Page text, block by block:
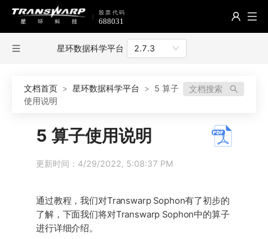
星环数据科学平台 2.7.3
文档首页 > 星环数据科学平台 > 5 算子
使用说明
文档搜索
5 算子使用说明
更新时间：4/29/2022, 5:08:37 PM
通过教程，我们对Transwarp Sophon有了初步的
了解，下面我们将对Transwarp Sophon中的算子
进行详细介绍。